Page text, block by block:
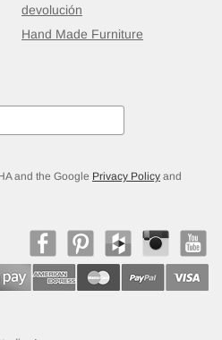
devolución
Hand Made Furniture
and the Google Privacy Policy and